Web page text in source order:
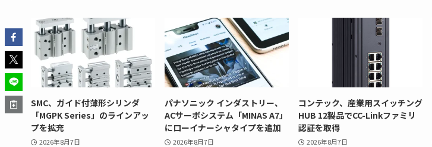
SMC、ガイド付薄形シリンダ
「MGPK Series」のラインアッ
プを拡充
2026年8月7日
パナソニック インダストリー、
ACサーボシステム「MINAS A7」
にローイナーシャタイプを追加
2026年8月7日
コンテック、産業用スイッチング
HUB 12製品でCC-Linkファミリ
認証を取得
2026年8月7日